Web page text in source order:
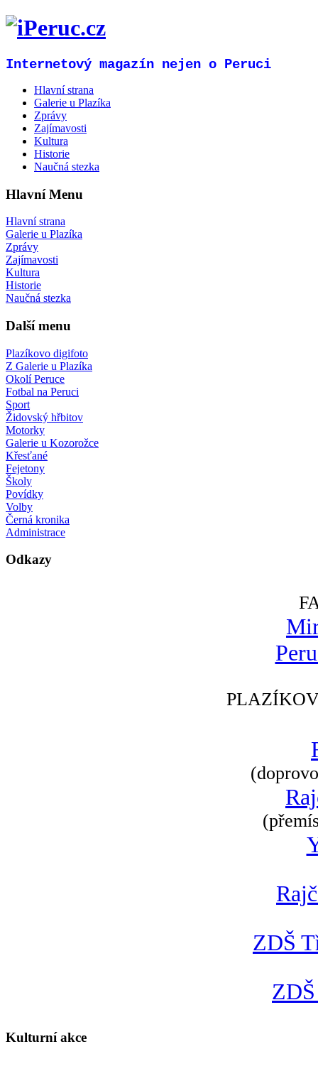
Internetový magazín nejen o Peruci
Hlavní strana
Galerie u Plazíka
Zprávy
Zajímavosti
Kultura
Historie
Naučná stezka
Hlavní Menu
Hlavní strana
Galerie u Plazíka
Zprávy
Zajímavosti
Kultura
Historie
Naučná stezka
Další menu
Plazíkovo digifoto
Z Galerie u Plazíka
Okolí Peruce
Fotbal na Peruci
Sport
Židovský hřbitov
Motorky
Galerie u Kozorožce
Křesťané
Fejetony
Školy
Povídky
Volby
Černá kronika
Administrace
Odkazy
ZDŠ
Kulturní akce